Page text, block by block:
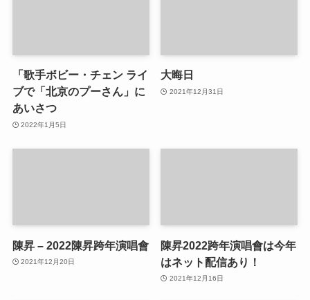
「歌手ボビー・チェン ライ
ブで「北京のプーさん」に
あいさつ
2022年1月5日
大晦日
2021年12月31日
陳昇 – 2022陳昇跨年演唱會
2021年12月20日
陳昇2022跨年演唱會は今年
はネット配信あり！
2021年12月16日